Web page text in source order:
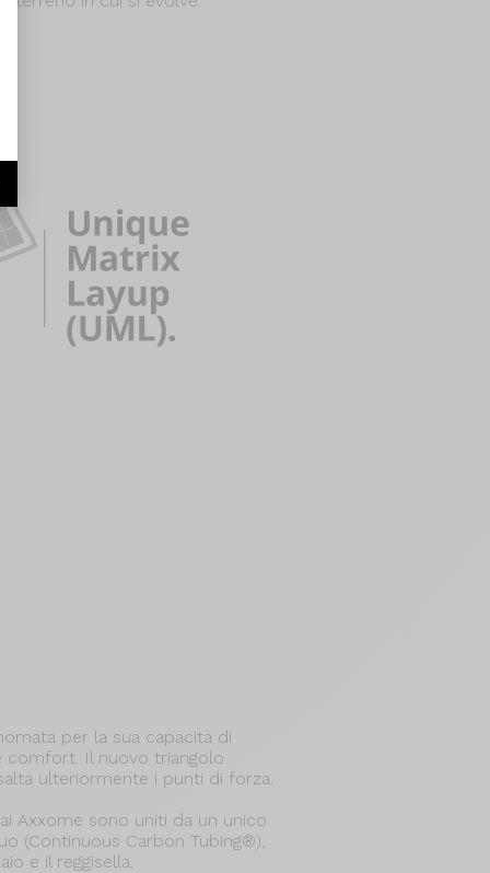
per la sua capacità di
comfort. Il nuovo triangolo
ulteriormente i punti di forza.
Axxome sono uniti da un unico
(Continuous Carbon Tubing®),
e il reggisella.